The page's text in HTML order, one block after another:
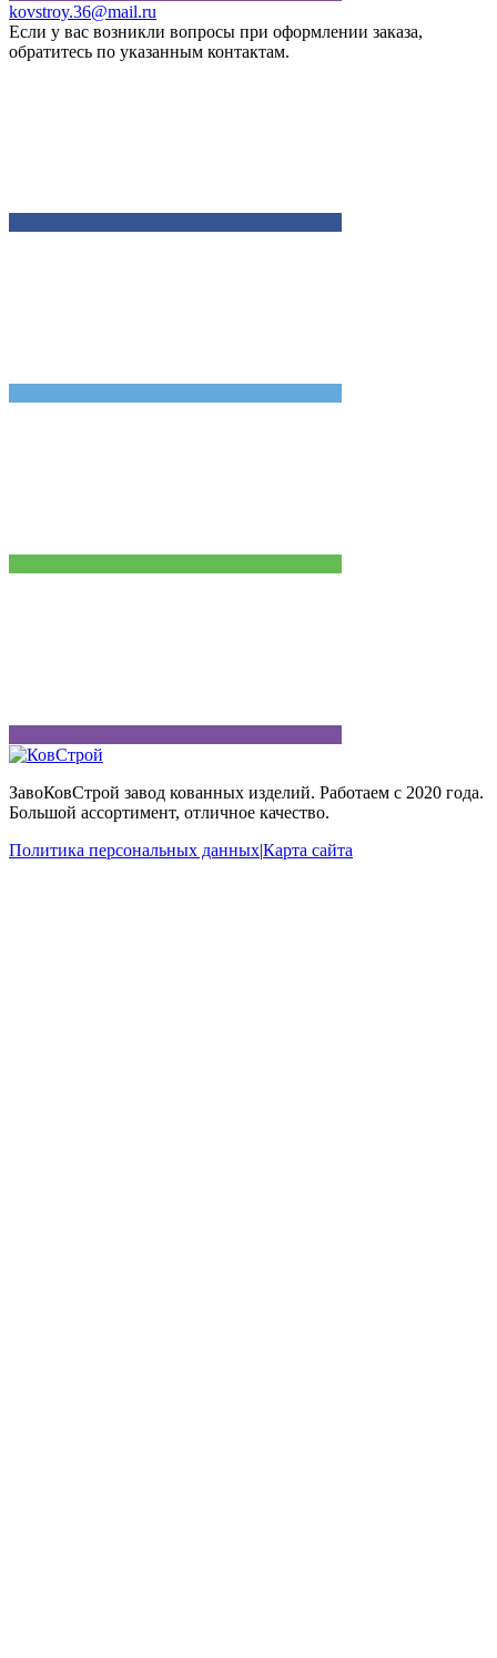
kovstroy.36@mail.ru
Если у вас возникли вопросы при оформлении заказа,
обратитесь по указанным контактам.
ЗавоКовСтрой завод кованных изделий. Работаем с 2020 года.
Большой ассортимент, отличное качество.
Политика персональных данных|Карта сайта